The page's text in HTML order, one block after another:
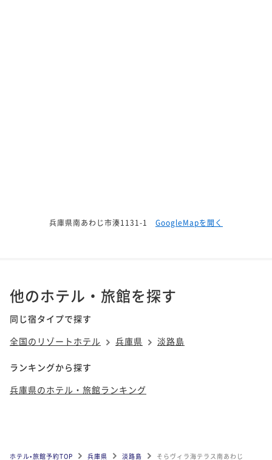
兵庫県南あわじ市湊1131-1 GoogleMapを開く
他のホテル・旅館を探す
同じ宿タイプで探す
全国のリゾートホテル
兵庫県 淡路島
ランキングから探す
兵庫県のホテル・旅館ランキング
ホテル•旅館予約TOP 兵庫県 淡路島 そらヴィラ海テラス南あわじ